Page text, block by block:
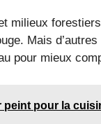
milieux
Mais
pour mieux
pour la